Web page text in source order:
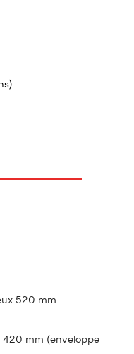
520 mm
420 mm (enveloppe